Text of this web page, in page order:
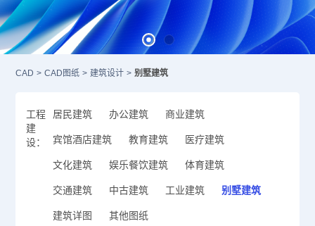
CAD > CAD图纸 > 建筑设计 > 别墅建筑
工程
建
设：
居民建筑 办公建筑 商业建筑
宾馆酒店建筑 教育建筑 医疗建筑
文化建筑 娱乐餐饮建筑 体育建筑
交通建筑 中古建筑 工业建筑 别墅建筑
建筑详图 其他图纸